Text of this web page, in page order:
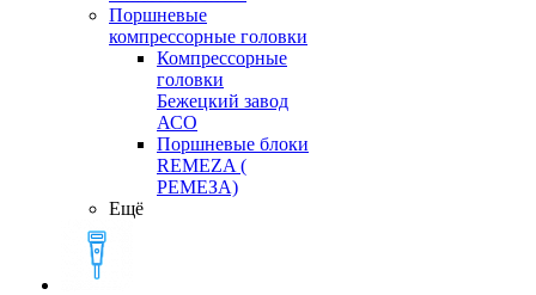
Поршневые
компрессорные головки
Компрессорные
головки
Бежецкий завод
АСО
Поршневые блоки
REMEZA (
РЕМЕЗА)
Ещё